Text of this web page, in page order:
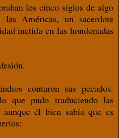
los cinco siglos de algo
Américas, un sacerdote
metida en las hondonadas
contaron sus pecados.
que pudo traduciendo las
él bien sabía que es